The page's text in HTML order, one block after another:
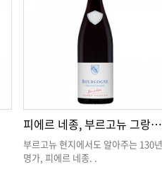
피에르 네종, 부르고뉴 그랑샤름 2020
명가, 피에르 네종. .